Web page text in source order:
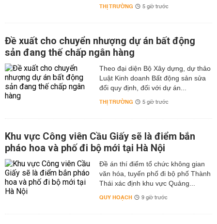
THỊ TRƯỜNG 5 giờ trước
Đề xuất cho chuyển nhượng dự án bất động
sản đang thế chấp ngân hàng
Theo đại diện Bộ Xây dựng, dự thảo
Luật Kinh doanh Bất động sản sửa
đổi quy định, đối với dự án...
THỊ TRƯỜNG 5 giờ trước
Khu vực Công viên Cầu Giấy sẽ là điểm bắn
pháo hoa và phố đi bộ mới tại Hà Nội
Đề án thí điểm tổ chức không gian
văn hóa, tuyến phố đi bộ phố Thành
Thái xác định khu vực Quảng...
QUY HOẠCH 9 giờ trước